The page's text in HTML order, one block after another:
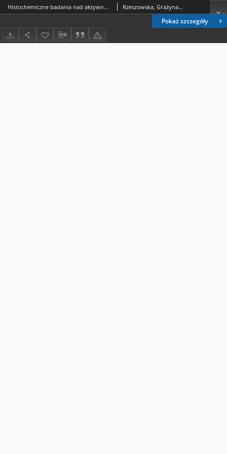
Pokaż szczegóły
Histochemiczne badania nad aktywnością ß-glikuronidazy w wątrobie i macicy w przebiegu ciąży u świnek morskich Rzeszowska, Grażyna.; Ciszewska-Popiołek, Barbara.